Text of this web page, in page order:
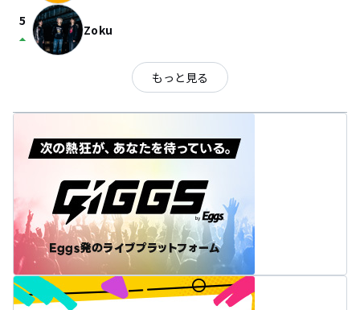
5
arrow_drop_up Zoku
もっと見る